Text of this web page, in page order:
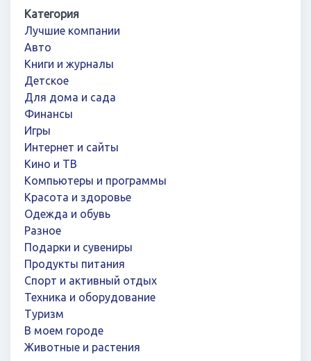
Категория
Лучшие компании
Авто
Книги и журналы
Детское
Для дома и сада
Финансы
Игры
Интернет и сайты
Кино и ТВ
Компьютеры и программы
Красота и здоровье
Одежда и обувь
Разное
Подарки и сувениры
Продукты питания
Спорт и активный отдых
Техника и оборудование
Туризм
В моем городе
Животные и растения